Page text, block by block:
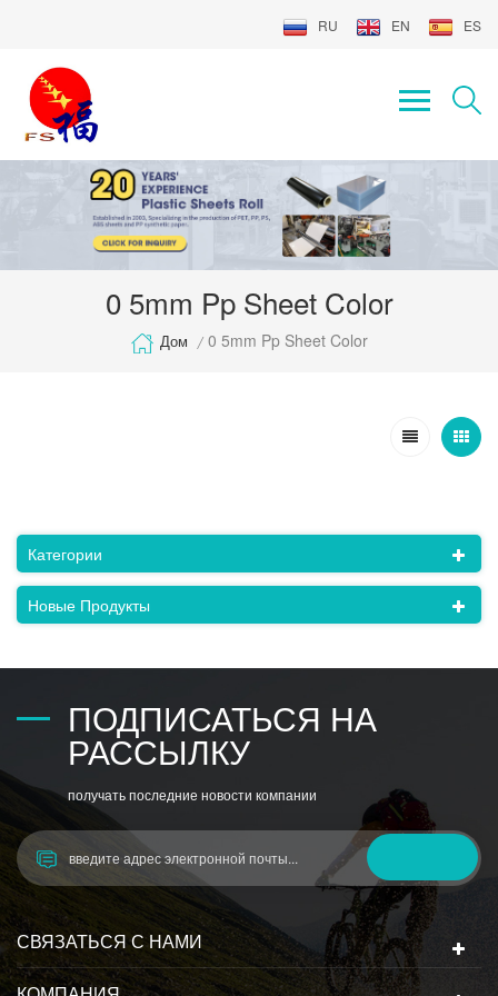
RU EN ES
0 5mm Pp Sheet Color
Дом / 0 5mm Pp Sheet Color
Категории
Новые Продукты
ПОДПИСАТЬСЯ НА
РАССЫЛКУ
получать последние новости компании
СВЯЗАТЬСЯ С НАМИ